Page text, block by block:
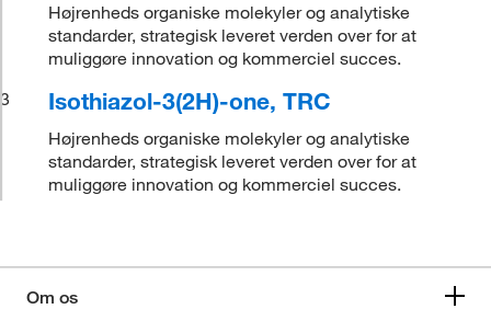
Højrenheds organiske molekyler og analytiske
standarder, strategisk leveret verden over for at
muliggøre innovation og kommerciel succes.
3
Isothiazol-3(2H)-one, TRC
Højrenheds organiske molekyler og analytiske
standarder, strategisk leveret verden over for at
muliggøre innovation og kommerciel succes.
Om os